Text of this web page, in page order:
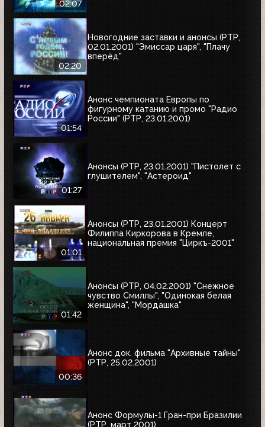
02:07
02:20
Новогодние заставки и анонсы (РТР,
02.01.2001) "Эмиссар царя", "Плачу
вперёд"
01:54
Анонс чемпионата Европы по
фигурному катанию и промо "Радио
России" (РТР, 23.01.2001)
01:27
Анонсы (РТР, 23.01.2001) "Пистолет с
глушителем", "Астероид"
01:01
Анонсы (РТР, 23.01.2001) Концерт
Филиппа Киркорова в Кремле,
национальная премия "Циркъ-2001"
01:42
Анонсы (РТР, 04.02.2001) "Снежное
чувство Смиллы", "Одинокая белая
женщина", "Мордашка"
00:36
Анонс док. фильма "Архивные тайны"
(РТР, 25.02.2001)
Анонс Формулы-1 Гран-при Бразилии
(РТР, март 2001)